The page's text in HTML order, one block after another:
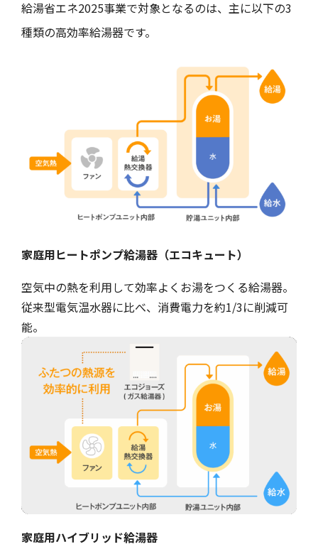
給湯省エネ2025事業で対象となるのは、主に以下の3
種類の高効率給湯器です。
家庭用ヒートポンプ給湯器（エコキュート）
空気中の熱を利用して効率よくお湯をつくる給湯器。
従来型電気温水器に比べ、消費電力を約1/3に削減可
能。
家庭用ハイブリッド給湯器